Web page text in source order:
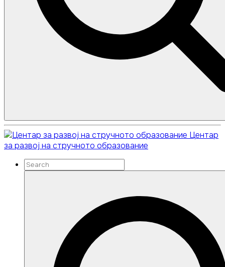
Search
Search
for:
Центар
за развој на стручното образование